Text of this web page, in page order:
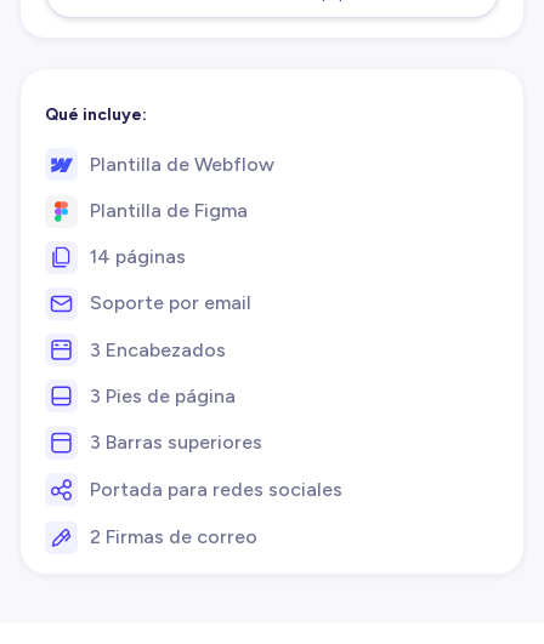
Qué incluye:
Plantilla de Webflow
Plantilla de Figma
14 páginas
Soporte por email
3 Encabezados
3 Pies de página
3 Barras superiores
Portada para redes sociales
2 Firmas de correo